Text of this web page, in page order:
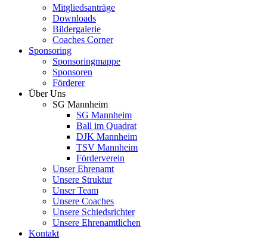
Mitgliedsanträge
Downloads
Bildergalerie
Coaches Corner
Sponsoring
Sponsoringmappe
Sponsoren
Förderer
Über Uns
SG Mannheim
SG Mannheim
Ball im Quadrat
DJK Mannheim
TSV Mannheim
Förderverein
Unser Ehrenamt
Unsere Struktur
Unser Team
Unsere Coaches
Unsere Schiedsrichter
Unsere Ehrenamtlichen
Kontakt